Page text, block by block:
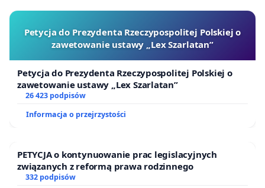
Petycja do Prezydenta Rzeczypospolitej Polskiej o
zawetowanie ustawy „Lex Szarlatan”
Petycja do Prezydenta Rzeczypospolitej Polskiej o
zawetowanie ustawy „Lex Szarlatan”
26 423 podpisów
Informacja o przejrzystości
PETYCJA o kontynuowanie prac legislacyjnych
związanych z reformą prawa rodzinnego
332 podpisów